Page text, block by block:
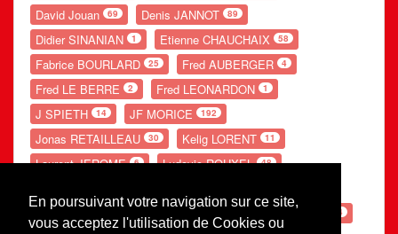
En poursuivant votre navigation sur ce site,
vous acceptez l'utilisation de Cookies ou
David Jouan 69 Denis JANNOT 89
Didier SINANIAN 1 Etienne CHAUCHAIX 58
Fabrice BOURLARD 25 Fred AUBERGER 4
Fred LE BERRE 2 Fred LEONARDON 1
J SPIETH 14 JF MORICE 192
Jonas RETAILLEAU 30 Kelig LORENT 11
Laurent JEROME 6 Ludovic ROUXEL 48
Ronan POUPON S LEBE Théo POTIER 54